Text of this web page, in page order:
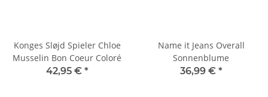
Konges Sløjd Spieler Chloe
Musselin Bon Coeur Coloré
42,95 € *
Name it Jeans Overall
Sonnenblume
36,99 € *